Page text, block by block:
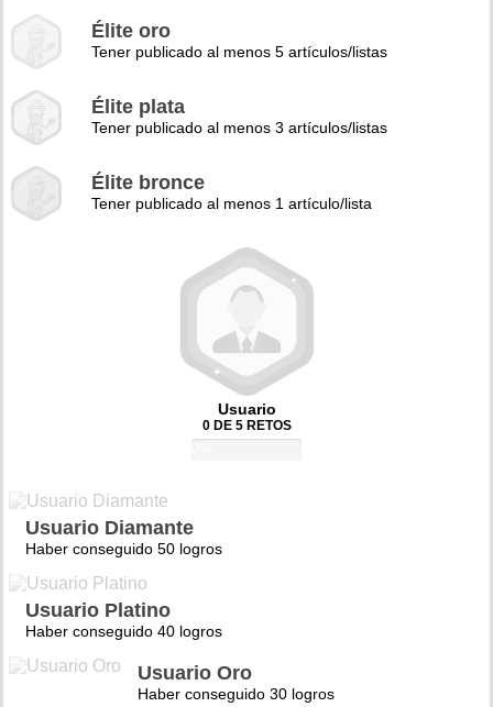
Élite oro
Tener publicado al menos 5 artículos/listas
Élite plata
Tener publicado al menos 3 artículos/listas
Élite bronce
Tener publicado al menos 1 artículo/lista
Usuario
0 DE 5 RETOS
Usuario Diamante
Haber conseguido 50 logros
Usuario Platino
Haber conseguido 40 logros
Usuario Oro
Haber conseguido 30 logros